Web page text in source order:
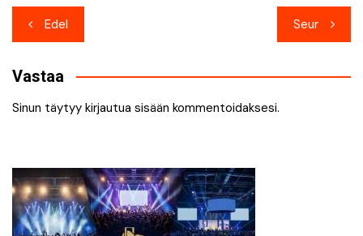
Artikkelien
selaus
Edel Seur
Vastaa
Sinun täytyy kirjautua sisään kommentoidaksesi.